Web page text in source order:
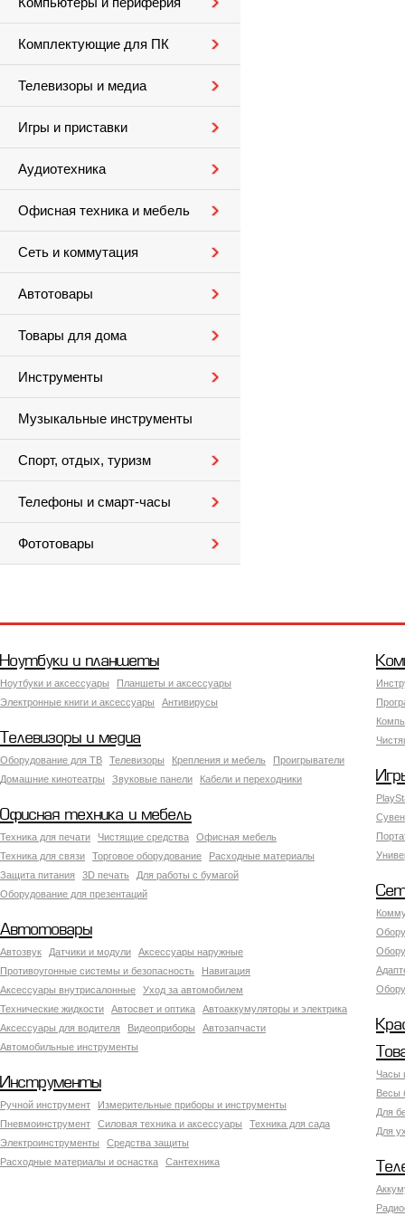
Комплектующие для ПК
Телевизоры и медиа
Игры и приставки
Аудиотехника
Офисная техника и мебель
Сеть и коммутация
Автотовары
Товары для дома
Инструменты
Музыкальные инструменты
Спорт, отдых, туризм
Телефоны и смарт-часы
Фототовары
Ноутбуки и планшеты
Ноутбуки и аксессуары
Планшеты и аксессуары
Электронные книги и аксессуары
Антивирусы
Телевизоры и медиа
Оборудование для ТВ Телевизоры Крепления и мебель
Проигрыватели
Домашние кинотеатры
Звуковые панели Кабели и переходники
Офисная техника и мебель
Техника для печати Чистящие средства
Офисная мебель
Техника для связи
Торговое оборудование
Расходные материалы
Защита питания
3D печать
Для работы с бумагой
Оборудование для презентаций
Автотовары
Автозвук Датчики и модули
Аксессуары наружные
Противоугонные системы и безопасность
Навигация
Аксесcуары внутрисалонные
Уход за автомобилем
Технические жидкости
Автосвет и оптика
Автоаккумуляторы и электрика
Аксессуары для водителя
Видеоприборы
Автозапчасти
Автомобильные инструменты
Часы
Весы
Для
Для
Инструменты
Ручной инструмент
Измерительные приборы и инструменты
Пневмоинструмент
Силовая техника и аксессуары
Техника для сада
Электроинструменты
Средства защиты
Расходные материалы и оснастка
Сантехника